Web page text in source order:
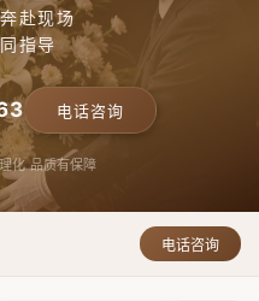
赴现场
指导
电话咨询
化 品质有保障
电话咨询